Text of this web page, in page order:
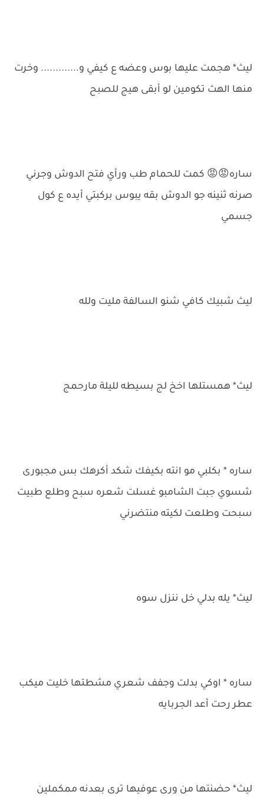
ليث* هجمت عليها بوس وعضه ع كيفي و............. وخرت
منها الهث تكومين لو أبقى هيج للصبح
ساره😡😡 كمت للحمام طب ورأي فتح الدوش وجرني
صرنه ثنينه جو الدوش بقه يبوس بركبتي أيده ع كول
جسمي
ليث شبيك كافي شنو السالفة مليت ولله
ليث* همستلها اخخ لج بسيطه لليلة مارحمج
ساره * بكلبي مو انته بكيفك شكد أكرهك بس مجبورى
شسوي جبت الشامبو غسلت شعره سبح وطلع طبيت
سبحت وطلعت لكيته منتضرني
ليث* يله بدلي خل ننزل سوه
ساره * اوكي بدلت وجفف شعري مشطتها خليت ميكب
عطر رحت أعد الجربايه
ليث* حضنتها من ورى عوفيها ترى بعدنه ممكملين